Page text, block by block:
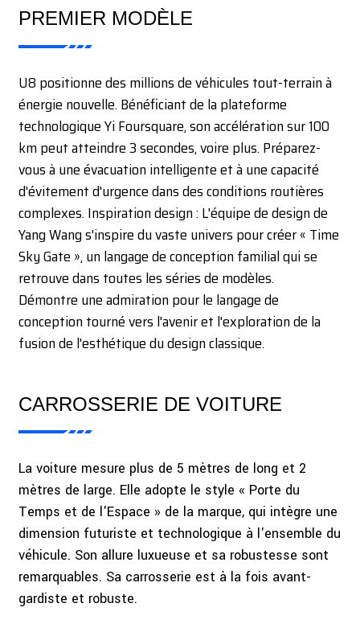
PREMIER MODÈLE
U8 positionne des millions de véhicules tout-terrain à
énergie nouvelle. Bénéficiant de la plateforme
technologique Yi Foursquare, son accélération sur 100
km peut atteindre 3 secondes, voire plus. Préparez-
vous à une évacuation intelligente et à une capacité
d'évitement d'urgence dans des conditions routières
complexes. Inspiration design : L'équipe de design de
Yang Wang s'inspire du vaste univers pour créer « Time
Sky Gate », un langage de conception familial qui se
retrouve dans toutes les séries de modèles.
Démontre une admiration pour le langage de
conception tourné vers l'avenir et l'exploration de la
fusion de l'esthétique du design classique.
CARROSSERIE DE VOITURE
La voiture mesure plus de 5 mètres de long et 2
mètres de large. Elle adopte le style « Porte du
Temps et de l'Espace » de la marque, qui intègre une
dimension futuriste et technologique à l'ensemble du
véhicule. Son allure luxueuse et sa robustesse sont
remarquables. Sa carrosserie est à la fois avant-
gardiste et robuste.